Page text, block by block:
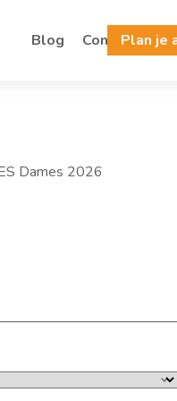
Blog ContactPlan je
Dames 2026